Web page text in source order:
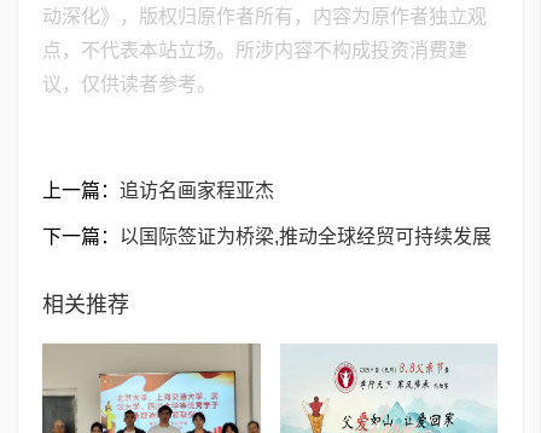
动深化》，版权归原作者所有，内容为原作者独立观
点，不代表本站立场。所涉内容不构成投资消费建
议，仅供读者参考。
上一篇： 追访名画家程亚杰
下一篇： 以国际签证为桥梁,推动全球经贸可持续发展
相关推荐